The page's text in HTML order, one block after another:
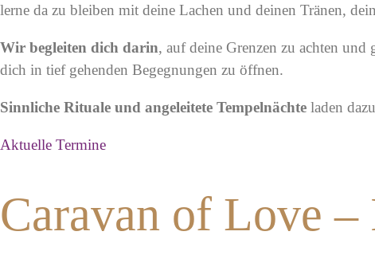
lerne da zu bleiben mit deine Lachen und deinen Tränen,
Wir begleiten dich darin, auf deine Grenzen zu achten
dich in tief gehenden Begegnungen zu öffnen.
Sinnliche Rituale und angeleitete Tempelnächte laden
Aktuelle Termine
Caravan of Love